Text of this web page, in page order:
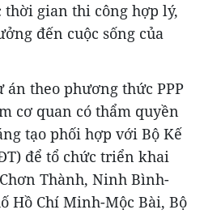
gian thi công hợp lý,
đến cuộc sống của
án theo phương thức PPP
cơ quan có thẩm quyền
tạo phối hợp với Bộ Kế
để tổ chức triển khai
Thành, Ninh Bình-
Hồ Chí Minh-Mộc Bài, Bộ